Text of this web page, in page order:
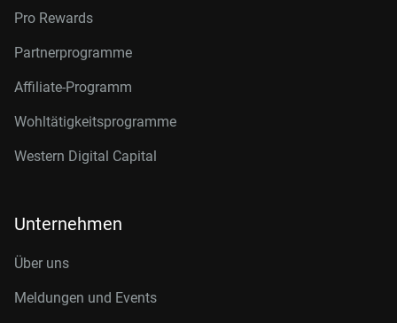
Pro Rewards
Partnerprogramme
Affiliate-Programm
Wohltätigkeitsprogramme
Western Digital Capital
Unternehmen
Über uns
Meldungen und Events